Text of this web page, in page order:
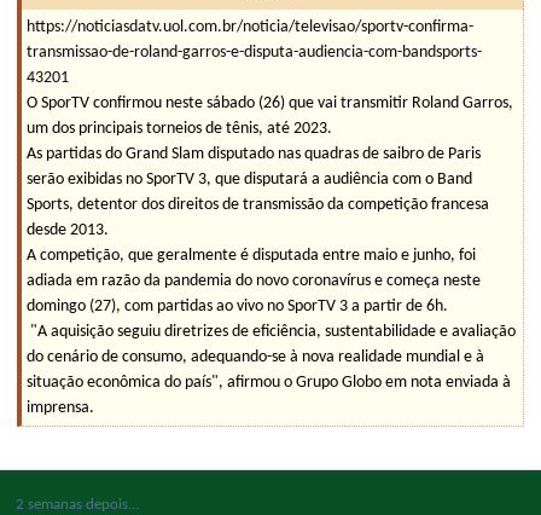
https://noticiasdatv.uol.com.br/noticia/televisao/sportv-confirma-
transmissao-de-roland-garros-e-disputa-audiencia-com-bandsports-
43201
O SporTV confirmou neste sábado (26) que vai transmitir Roland Garros,
um dos principais torneios de tênis, até 2023.
As partidas do Grand Slam disputado nas quadras de saibro de Paris
serão exibidas no SporTV 3, que disputará a audiência com o Band
Sports, detentor dos direitos de transmissão da competição francesa
desde 2013.
A competição, que geralmente é disputada entre maio e junho, foi
adiada em razão da pandemia do novo coronavírus e começa neste
domingo (27), com partidas ao vivo no SporTV 3 a partir de 6h.
"A aquisição seguiu diretrizes de eficiência, sustentabilidade e avaliação
do cenário de consumo, adequando-se à nova realidade mundial e à
situação econômica do país", afirmou o Grupo Globo em nota enviada à
imprensa.
2 semanas depois...